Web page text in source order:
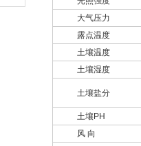
大气压力
露点温度
土壤温度
土壤湿度
土壤盐分
土壤PH
风 向